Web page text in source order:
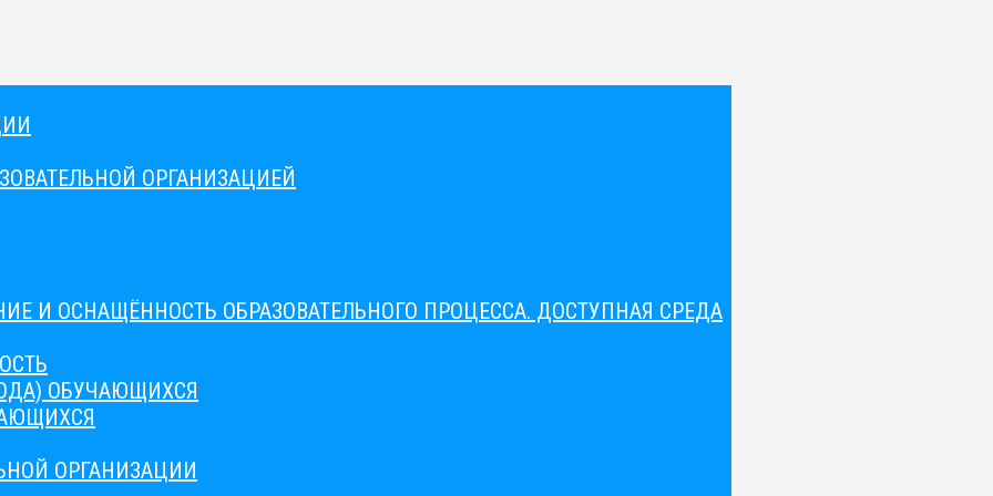
ОРГАНИЗАЦИЕЙ
И ОСНАЩЁННОСТЬ ОБРАЗОВАТЕЛЬНОГО ПРОЦЕССА. ДОСТУПНАЯ СРЕДА
ОБУЧАЮЩИХСЯ
ОРГАНИЗАЦИИ